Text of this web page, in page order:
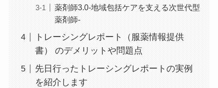
薬剤師3.0-地域包括ケアを支える次世代型
薬剤師-
トレーシングレポート（服薬情報提供
書） のデメリットや問題点
先日行ったトレーシングレポートの実例
を紹介します